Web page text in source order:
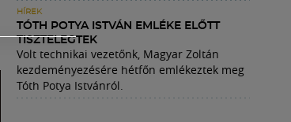
HÍREK
TÓTH POTYA ISTVÁN EMLÉKE ELŐTT
TISZTELEGTEK
Volt technikai vezetőnk, Magyar Zoltán
kezdeményezésére hétfőn emlékeztek meg
Tóth Potya Istvánról.